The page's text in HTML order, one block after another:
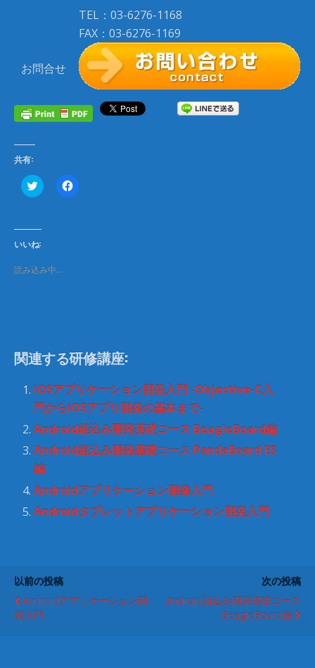
TEL：03-6276-1168
FAX：03-6276-1169
お問合せ
共有:
ク
リ
て
T
w
t
t
い
ウ
ン
ド
ウ
で
開
き
す
)
F
a
ク
し
て
だ
さ
い
(
新
し
ウ
ィ
ウ
で
開
き
いいね:
読み込み中…
関連する研修講座:
iOSアプリケーション開発入門 -Objective-C入
門からiOSアプリ開発の基本まで-
Android組込み開発基礎コース BeagleBoard編
Android組込み開発基礎コース PandaBoard ES
編
Androidアプリケーション開発入門
Androidタブレットアプリケーション開発入門
以前の投稿
Androidアプリケーション開
発入門
次の投稿
Android組込み開発基礎コース
BeagleBoard編